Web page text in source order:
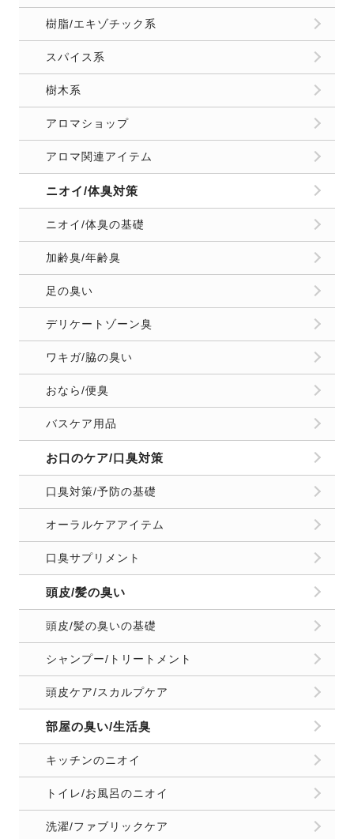
樹脂/エキゾチック系
スパイス系
樹木系
アロマショップ
アロマ関連アイテム
ニオイ/体臭対策
ニオイ/体臭の基礎
加齢臭/年齢臭
足の臭い
デリケートゾーン臭
ワキガ/脇の臭い
おなら/便臭
バスケア用品
お口のケア/口臭対策
口臭対策/予防の基礎
オーラルケアアイテム
口臭サプリメント
頭皮/髪の臭い
頭皮/髪の臭いの基礎
シャンプー/トリートメント
頭皮ケア/スカルプケア
部屋の臭い/生活臭
キッチンのニオイ
トイレ/お風呂のニオイ
洗濯/ファブリックケア